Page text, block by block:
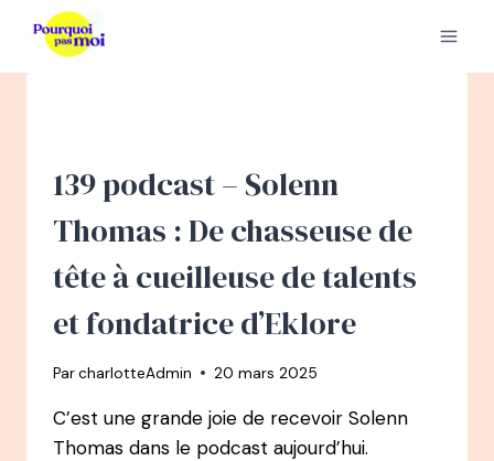
contenu
139 podcast – Solenn
Thomas : De chasseuse de
tête à cueilleuse de talents
et fondatrice d’Eklore
ParcharlotteAdmin 20 mars 2025
C’est une grande joie de recevoir Solenn
Thomas dans le podcast aujourd’hui.